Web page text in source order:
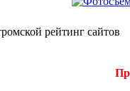
рейтинг сайтов